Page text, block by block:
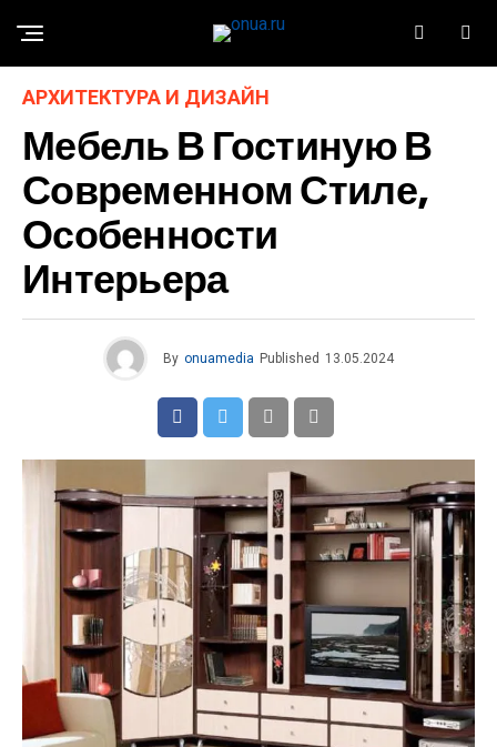
АРХИТЕКТУРА И ДИЗАЙН
Мебель В Гостиную В
Современном Стиле,
Особенности
Интерьера
By onuamedia Published 13.05.2024